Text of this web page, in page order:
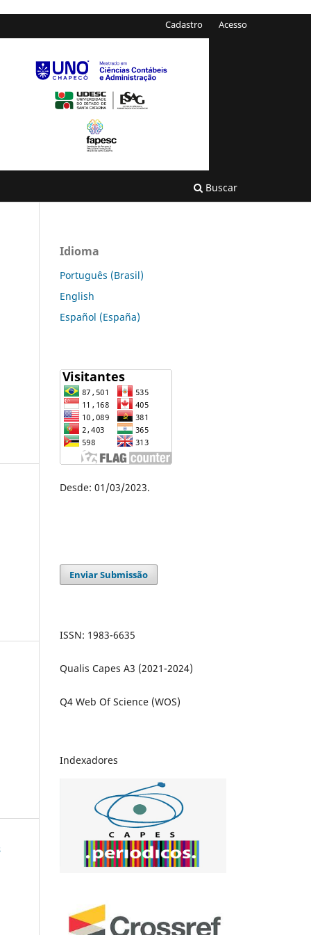
Buscar
Cadastro Acesso
Idioma
Português (Brasil)
English
Español (España)
Desde: 01/03/2023.
Enviar Submissão
ISSN: 1983-6635
Qualis Capes A3 (2021-2024)
Q4 Web Of Science (WOS)
Indexadores